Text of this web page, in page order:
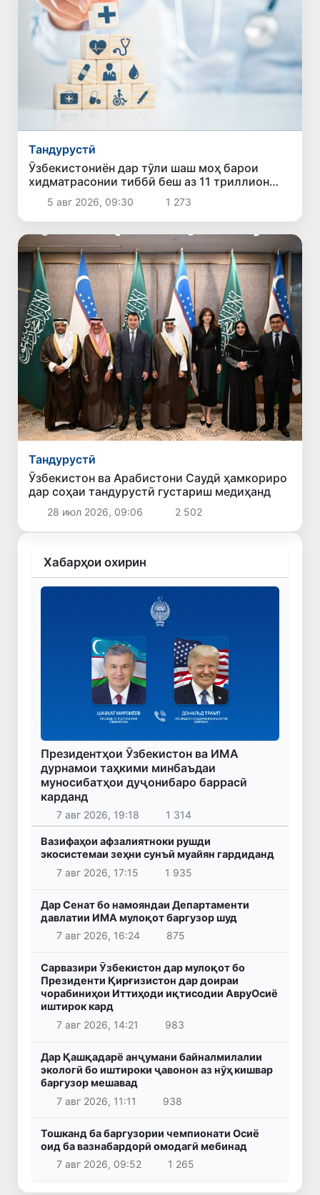
Тандурустӣ
Ӯзбекистониён дар тӯли шаш моҳ барои
хидматрасонии тиббӣ беш аз 11 триллион
сӯм сарф карданд
5 авг 2026, 09:30 1 273
Тандурустӣ
Ӯзбекистон ва Арабистони Саудӣ ҳамкориро
дар соҳаи тандурустӣ густариш медиҳанд
28 июл 2026, 09:06 2 502
Хабарҳои охирин
Президентҳои Ӯзбекистон ва ИМА
дурнамои таҳкими минбаъдаи
муносибатҳои дуҷонибаро баррасӣ
карданд
7 авг 2026, 19:18 1 314
Вазифаҳои афзалиятноки рушди
экосистемаи зеҳни сунъӣ муайян гардиданд
7 авг 2026, 17:15
1 935
Дар Сенат бо намояндаи Департаменти
давлатии ИМА мулоқот баргузор шуд
7 авг 2026, 16:24
875
Сарвазири Ӯзбекистон дар мулоқот бо
Президенти Қирғизистон дар доираи
чорабиниҳои Иттиҳоди иқтисодии АвруОсиё
иштирок кард
7 авг 2026, 14:21
983
Дар Қашқадарё анҷумани байналмилалии
экологӣ бо иштироки ҷавонон аз нӯҳ кишвар
баргузор мешавад
7 авг 2026, 11:11
938
Тошканд ба баргузории чемпионати Осиё
оид ба вазнабардорӣ омодагӣ мебинад
7 авг 2026, 09:52
1 265